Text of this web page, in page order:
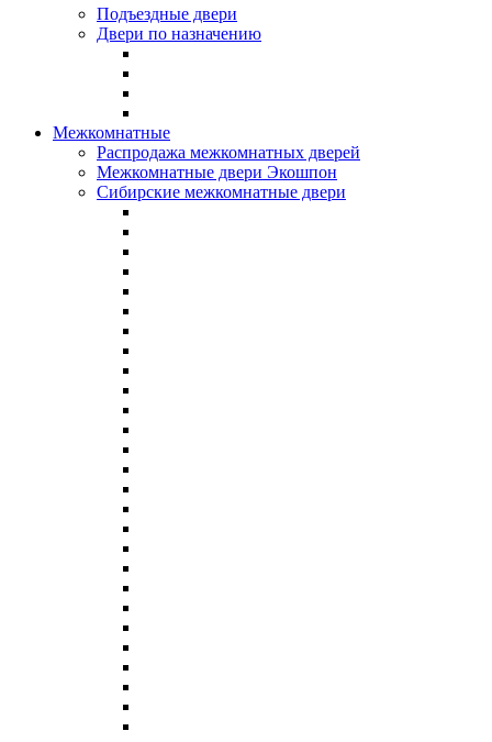
Подъездные двери
Двери по назначению
Межкомнатные
Распродажа межкомнатных дверей
Межкомнатные двери Экошпон
Сибирские межкомнатные двери